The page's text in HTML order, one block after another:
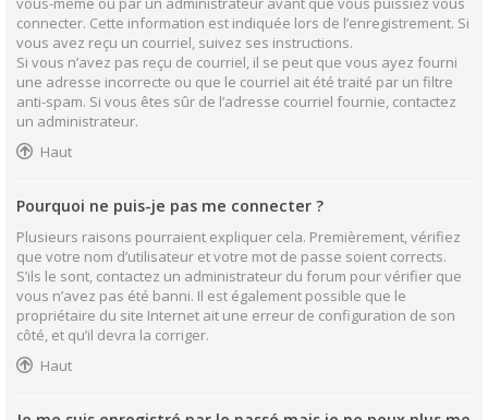
connecter. Cette information est indiquée lors de l’enregistrement. Si
vous avez reçu un courriel, suivez ses instructions.
Si vous n’avez pas reçu de courriel, il se peut que vous ayez fourni
une adresse incorrecte ou que le courriel ait été traité par un filtre
anti-spam. Si vous êtes sûr de l’adresse courriel fournie, contactez
un administrateur.
Haut
Pourquoi ne puis-je pas me connecter ?
Plusieurs raisons pourraient expliquer cela. Premièrement, vérifiez
que votre nom d’utilisateur et votre mot de passe soient corrects.
S’ils le sont, contactez un administrateur du forum pour vérifier que
vous n’avez pas été banni. Il est également possible que le
propriétaire du site Internet ait une erreur de configuration de son
côté, et qu’il devra la corriger.
Haut